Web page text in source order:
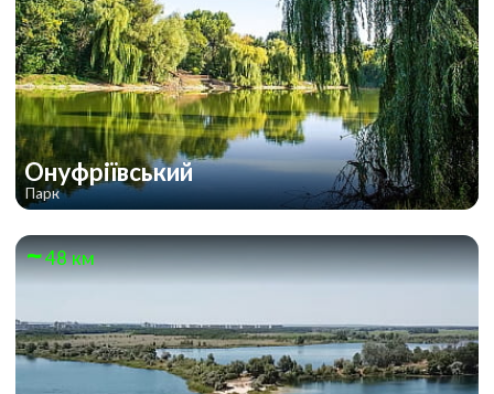
Онуфріївський
Парк
48 км